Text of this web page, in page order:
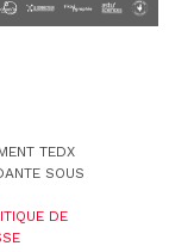
TEDX
SOUS
DE